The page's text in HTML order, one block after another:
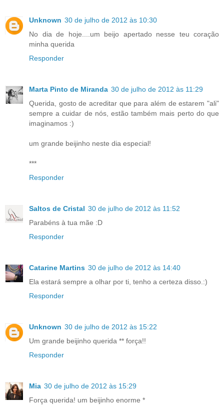
Unknown 30 de julho de 2012 às 10:30
No dia de hoje....um beijo apertado nesse teu coração
minha querida
Responder
Marta Pinto de Miranda 30 de julho de 2012 às 11:29
Querida, gosto de acreditar que para além de estarem "ali"
sempre a cuidar de nós, estão também mais perto do que
imaginamos :)
um grande beijinho neste dia especial!
***
Responder
Saltos de Cristal 30 de julho de 2012 às 11:52
Parabéns à tua mãe :D
Responder
Catarine Martins 30 de julho de 2012 às 14:40
Ela estará sempre a olhar por ti, tenho a certeza disso.:)
Responder
Unknown 30 de julho de 2012 às 15:22
Um grande beijinho querida ** força!!
Responder
Mia 30 de julho de 2012 às 15:29
Força querida! um beijinho enorme *